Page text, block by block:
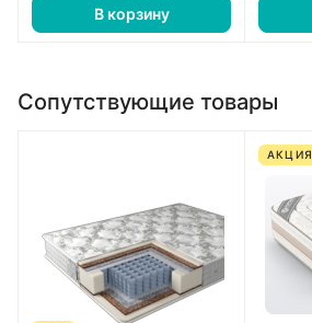
В корзину
Сопутствующие товары
АКЦИЯ